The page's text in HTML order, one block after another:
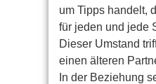
um Tipps handelt,
für jeden und jede
Dieser Umstand
einen älteren
In der Beziehung